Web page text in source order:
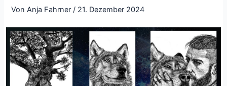
VonAnja Fahrner/ 21. Dezember 2024